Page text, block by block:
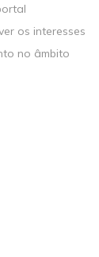
os interesses
no âmbito